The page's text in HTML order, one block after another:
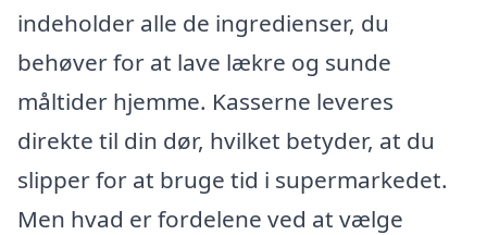
indeholder alle de ingredienser, du
behøver for at lave lækre og sunde
måltider hjemme. Kasserne leveres
direkte til din dør, hvilket betyder, at du
slipper for at bruge tid i supermarkedet.
Men hvad er fordelene ved at vælge